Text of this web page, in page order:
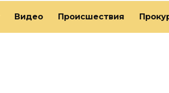
Видео Происшествия